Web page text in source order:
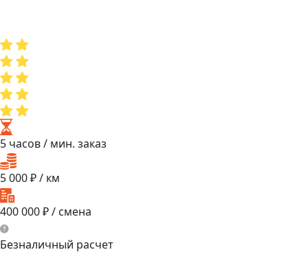
5 часов/ мин. заказ
5 000₽ / км
400 000₽ / смена
Безналичный расчет